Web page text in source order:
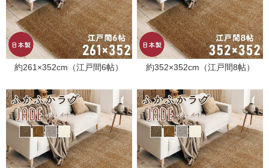
約261×352cm（江戸間6帖） 約352×352cm（江戸間8帖）